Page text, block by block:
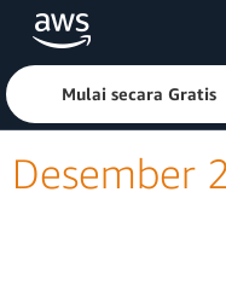
Lewati ke Konten Utama
Klik di sini
Mulai secara Gratis
Desember